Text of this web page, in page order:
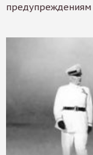
предупреждениям